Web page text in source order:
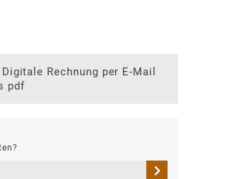
Digitale Rechnung per E-Mail
pdf